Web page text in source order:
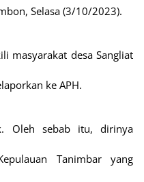
Selasa (3/10/2023).
masyarakat desa Sangliat
ke APH.
Oleh sebab itu, dirinya
Tanimbar yang